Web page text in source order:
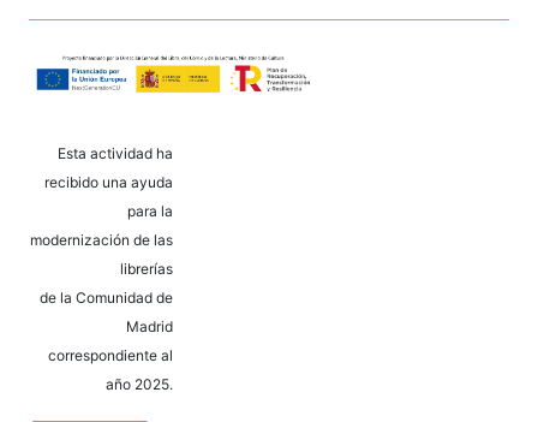
Esta actividad ha
recibido una ayuda
para la
modernización de las
librerías
de la Comunidad de
Madrid
correspondiente al
año 2025.